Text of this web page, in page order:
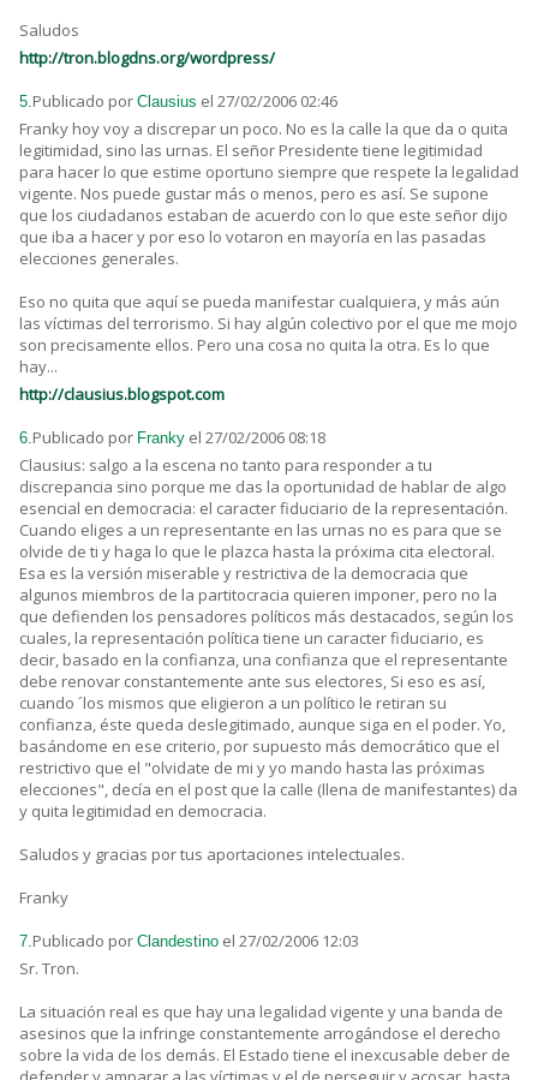
Saludos
http://tron.blogdns.org/wordpress/
5.Publicado por Clausius el 27/02/2006 02:46
Franky hoy voy a discrepar un poco. No es la calle la que da o quita
legitimidad, sino las urnas. El señor Presidente tiene legitimidad
para hacer lo que estime oportuno siempre que respete la legalidad
vigente. Nos puede gustar más o menos, pero es así. Se supone
que los ciudadanos estaban de acuerdo con lo que este señor dijo
que iba a hacer y por eso lo votaron en mayoría en las pasadas
elecciones generales.
Eso no quita que aquí se pueda manifestar cualquiera, y más aún
las víctimas del terrorismo. Si hay algún colectivo por el que me mojo
son precisamente ellos. Pero una cosa no quita la otra. Es lo que
hay...
http://clausius.blogspot.com
6.Publicado por Franky el 27/02/2006 08:18
Clausius: salgo a la escena no tanto para responder a tu
discrepancia sino porque me das la oportunidad de hablar de algo
esencial en democracia: el caracter fiduciario de la representación.
Cuando eliges a un representante en las urnas no es para que se
olvide de ti y haga lo que le plazca hasta la próxima cita electoral.
Esa es la versión miserable y restrictiva de la democracia que
algunos miembros de la partitocracia quieren imponer, pero no la
que defienden los pensadores políticos más destacados, según los
cuales, la representación política tiene un caracter fiduciario, es
decir, basado en la confianza, una confianza que el representante
debe renovar constantemente ante sus electores, Si eso es así,
cuando ´los mismos que eligieron a un político le retiran su
confianza, éste queda deslegitimado, aunque siga en el poder. Yo,
basándome en ese criterio, por supuesto más democrático que el
restrictivo que el "olvidate de mi y yo mando hasta las próximas
elecciones", decía en el post que la calle (llena de manifestantes) da
y quita legitimidad en democracia.
Saludos y gracias por tus aportaciones intelectuales.
Franky
7.Publicado por Clandestino el 27/02/2006 12:03
Sr. Tron.
La situación real es que hay una legalidad vigente y una banda de
asesinos que la infringe constantemente arrogándose el derecho
sobre la vida de los demás. El Estado tiene el inexcusable deber de